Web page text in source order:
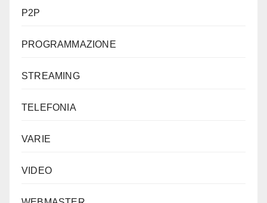
P2P
PROGRAMMAZIONE
STREAMING
TELEFONIA
VARIE
VIDEO